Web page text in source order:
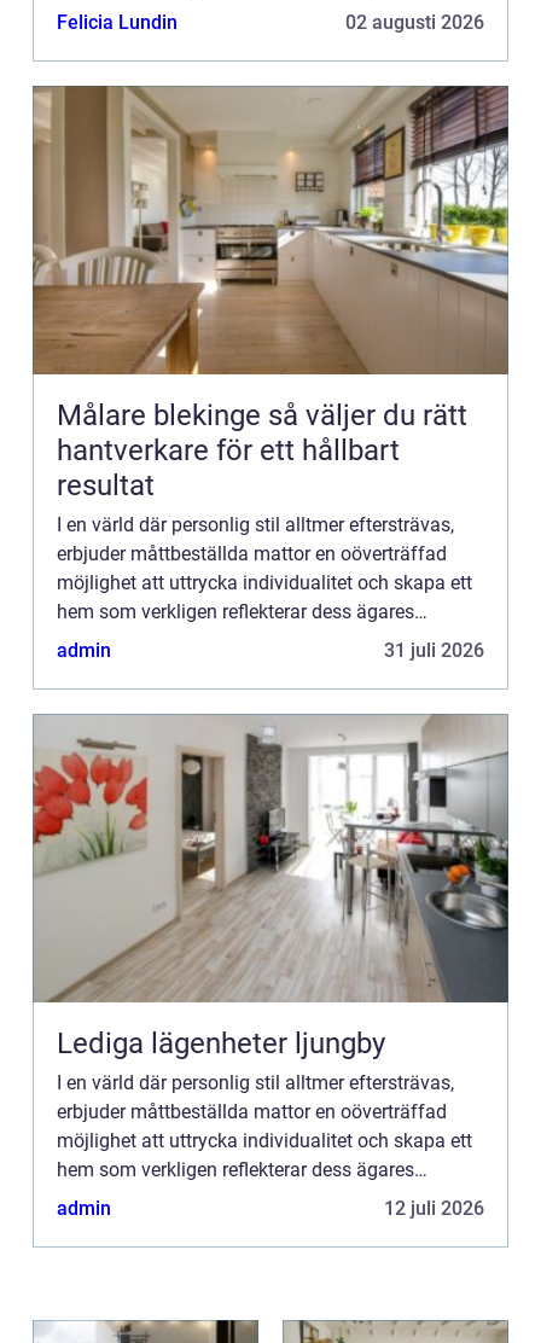
personlighet...
Felicia Lundin 02 augusti 2026
Målare blekinge så väljer du rätt
hantverkare för ett hållbart
resultat
I en värld där personlig stil alltmer eftersträvas,
erbjuder måttbeställda mattor en oöverträffad
möjlighet att uttrycka individualitet och skapa ett
hem som verkligen reflekterar dess ägares
personlighet...
admin 31 juli 2026
Lediga lägenheter ljungby
I en värld där personlig stil alltmer eftersträvas,
erbjuder måttbeställda mattor en oöverträffad
möjlighet att uttrycka individualitet och skapa ett
hem som verkligen reflekterar dess ägares
personlighet...
admin 12 juli 2026